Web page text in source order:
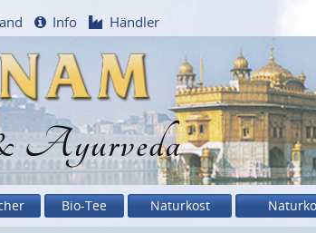
Ayurveda
Info Händler
Bio-Tee Naturkost